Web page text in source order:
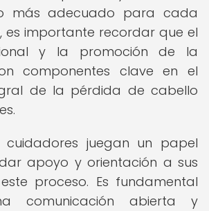
más adecuado para cada
es importante recordar que el
y la promoción de la
componentes clave en el
de la pérdida de cabello
juegan un papel
apoyo y orientación a sus
proceso. Es fundamental
comunicación abierta y